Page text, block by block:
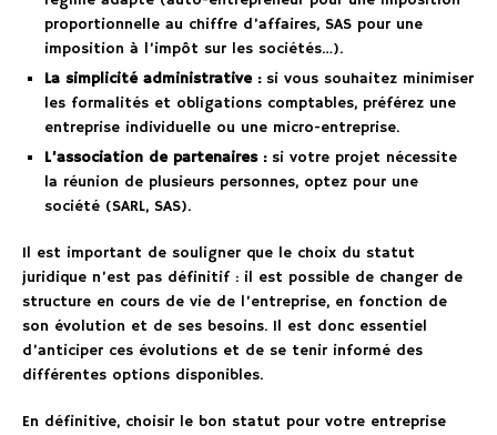
proportionnelle au chiffre d’affaires, SAS pour une
imposition à l’impôt sur les sociétés…).
La simplicité administrative :si vous souhaitez minimiser
les formalités et obligations comptables, préférez une
entreprise individuelle ou une micro-entreprise.
L’association de partenaires :si votre projet nécessite
la réunion de plusieurs personnes, optez pour une
société (SARL, SAS).
Il est important de souligner que le choix du statut
juridique n’est pas définitif : il est possible de changer de
structure en cours de vie de l’entreprise, en fonction de
son évolution et de ses besoins. Il est donc essentiel
d’anticiper ces évolutions et de se tenir informé des
différentes options disponibles.
En définitive, choisir le bon statut pour votre entreprise